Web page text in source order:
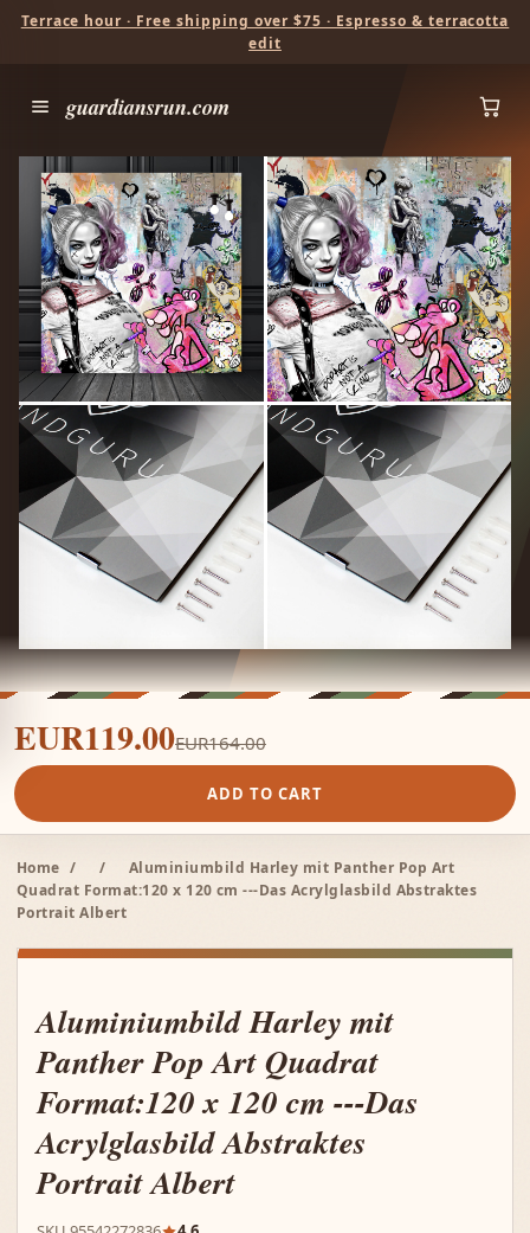
Terrace hour · Free shipping over $75 · Espresso & terracotta
edit
guardiansrun.com
EUR119.00EUR164.00
ADD TO CART
Home / /
Aluminiumbild Harley mit Panther Pop Art
Quadrat Format:120 x 120 cm ---Das Acrylglasbild Abstraktes
Portrait Albert
Aluminiumbild Harley mit
Panther Pop Art Quadrat
Format:120 x 120 cm ---Das
Acrylglasbild Abstraktes
Portrait Albert